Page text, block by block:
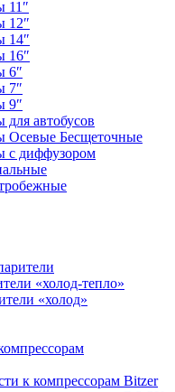
11″
12″
14″
16″
6″
7″
9″
для автобусов
Осевые Бесщеточные
с диффузором
«холод-тепло»
«холод»
к компрессорам Bitzer